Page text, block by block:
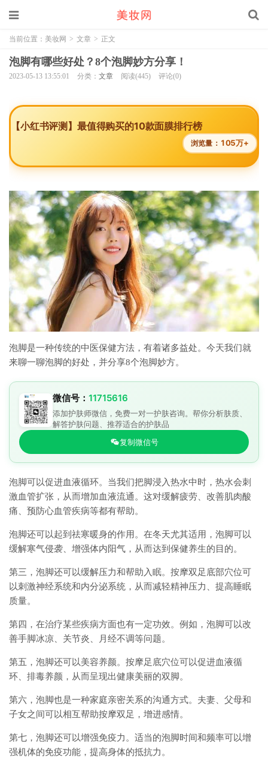
当前位置： 美妆网 > 文章 > 正文
泡脚有哪些好处？8个泡脚妙方分享！
2023-05-13 13:55:01 分类： 文章 阅读(445) 评论(0)
【小红书评测】最值得购买的10款面膜排行榜
浏览量： 105万+
泡脚是一种传统的中医保健方法，有着诸多益处。今天我们就
来聊一聊泡脚的好处，并分享8个泡脚妙方。
微信号： 11715616
添加护肤师微信，免费一对一护肤咨询。帮你分析肤质、
解答护肤问题、推荐适合的护肤品
复制微信号
泡脚可以促进血液循环。当我们把脚浸入热水中时，热水会刺
激血管扩张，从而增加血液流通。这对缓解疲劳、改善肌肉酸
痛、预防心血管疾病等都有帮助。
泡脚还可以起到祛寒暖身的作用。在冬天尤其适用，泡脚可以
缓解寒气侵袭、增强体内阳气，从而达到保健养生的目的。
第三，泡脚还可以缓解压力和帮助入眠。按摩双足底部穴位可
以刺激神经系统和内分泌系统，从而减轻精神压力、提高睡眠
质量。
第四，在治疗某些疾病方面也有一定功效。例如，泡脚可以改
善手脚冰凉、关节炎、月经不调等问题。
第五，泡脚还可以美容养颜。按摩足底穴位可以促进血液循
环、排毒养颜，从而呈现出健康美丽的双脚。
第六，泡脚也是一种家庭亲密关系的沟通方式。夫妻、父母和
子女之间可以相互帮助按摩双足，增进感情。
第七，泡脚还可以增强免疫力。适当的泡脚时间和频率可以增
强机体的免疫功能，提高身体的抵抗力。